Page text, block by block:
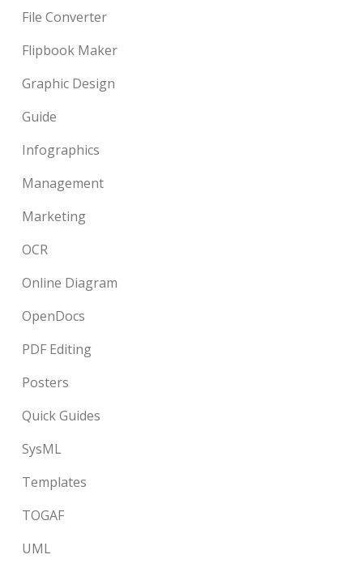
File Converter
Flipbook Maker
Graphic Design
Guide
Infographics
Management
Marketing
OCR
Online Diagram
OpenDocs
PDF Editing
Posters
Quick Guides
SysML
Templates
TOGAF
UML